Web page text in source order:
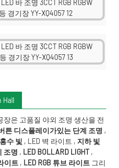
Hall
장은 고품질 야외 조명 생산을 전
튼 디스플레이가있는 단계 조명 ,
수 빛 , LED 벽 라이트 , 지하 빛
조명 , LED BOLLARD LIGHT ,
이트 , LED RGB 튜브 라이트 그리